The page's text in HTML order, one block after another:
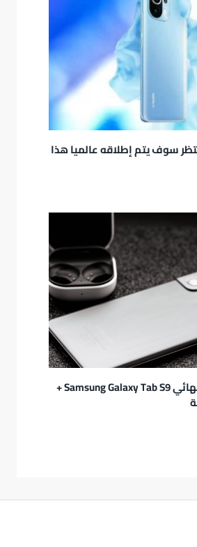
سوف يتم إطلاقه عالميا هذا
مفاجأة بالشكل النهائي Samsung Galaxy Tab S9 +